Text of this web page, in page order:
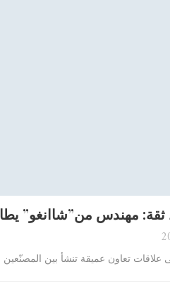
مهندس من”شاانغو”
علاقات تعاون عميقة تنشأ بين